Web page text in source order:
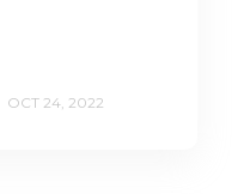
OCT 24, 2022